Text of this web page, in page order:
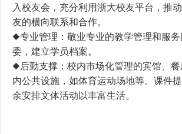
入校友会，充分利用浙大校友平台，推
友的横向联系和合作。
◆专业管理：敬业专业的教学管理和服
委，建立学员档案。
◆后勤支撑：校内市场化管理的宾馆、
内公共设施，如体育运动场地等。课件
余安排文体活动以丰富生活。